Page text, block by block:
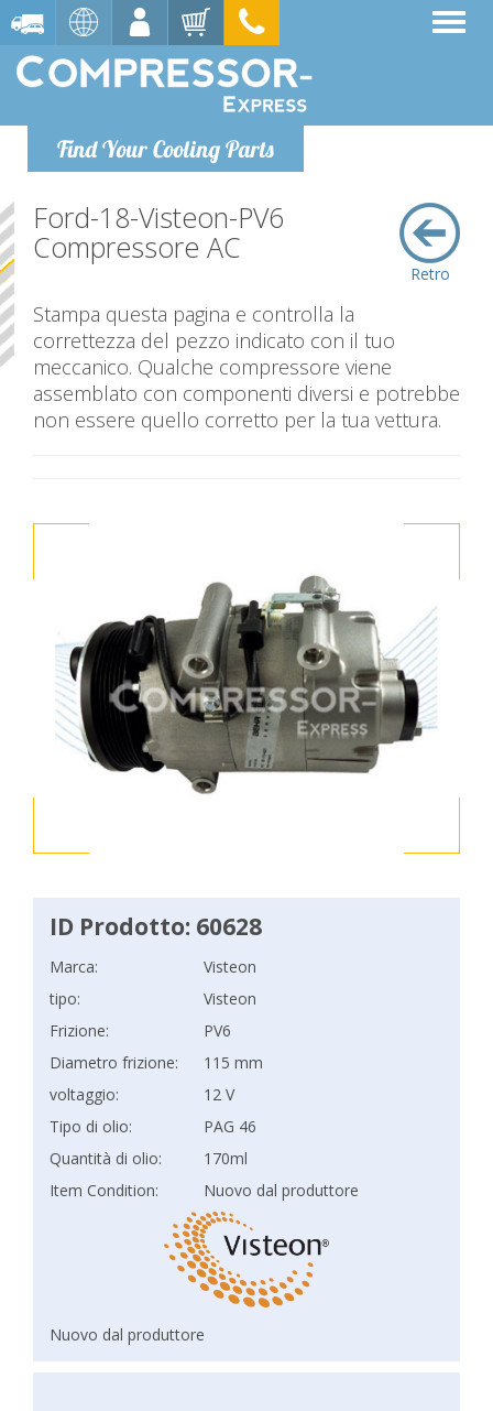
Find Your Cooling Parts
Retro
Ford-18-Visteon-PV6
Compressore AC
Stampa questa pagina e controlla la
correttezza del pezzo indicato con il tuo
meccanico. Qualche compressore viene
assemblato con componenti diversi e potrebbe
non essere quello corretto per la tua vettura.
ID Prodotto: 60628
Marca:
Visteon
tipo:
Visteon
Frizione:
PV6
Diametro frizione:
115 mm
voltaggio:
12 V
Tipo di olio:
PAG 46
Quantità di olio:
170ml
Item Condition:
Nuovo dal produttore
Nuovo dal produttore